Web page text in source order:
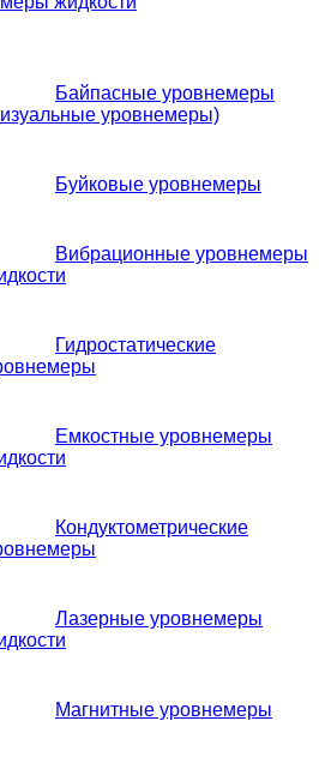
Байпасные уровнемеры
уровнемеры)
Буйковые уровнемеры
Вибрационные уровнемеры
Гидростатические
Емкостные уровнемеры
Кондуктометрические
Лазерные уровнемеры
Магнитные уровнемеры